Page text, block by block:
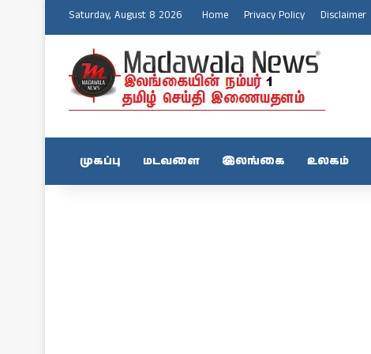
Saturday, August 8 2026 Home Privacy Policy Disclaimer
முகப்பு மடவளை இலங்கை உலகம்